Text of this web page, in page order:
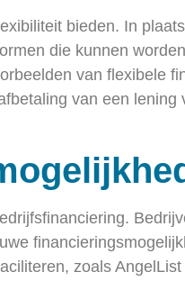
bieden. In
die kunnen
van flexibele
van een lening
zoals